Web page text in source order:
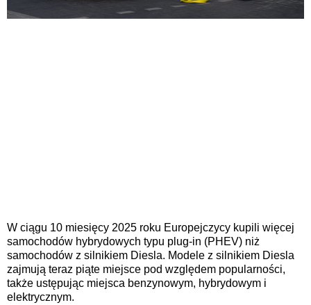
W ciągu 10 miesięcy 2025 roku Europejczycy kupili więcej
samochodów hybrydowych typu plug-in (PHEV) niż
samochodów z silnikiem Diesla. Modele z silnikiem Diesla
zajmują teraz piąte miejsce pod względem popularności,
także ustępując miejsca benzynowym, hybrydowym i
elektrycznym.